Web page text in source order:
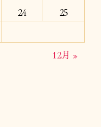
24
25
12月 »